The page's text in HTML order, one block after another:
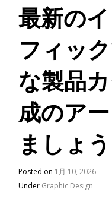
最新の
フィッ
な製品
成のア
ましょう
Posted on 1月 10, 2026
Under Graphic Design